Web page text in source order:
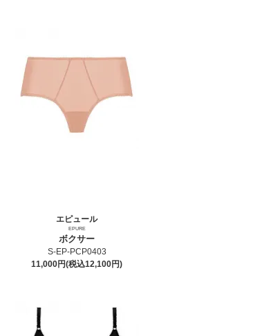
エピュール
EPURE
ボクサー
S-EP-PCP0403
11,000円(税込12,100円)